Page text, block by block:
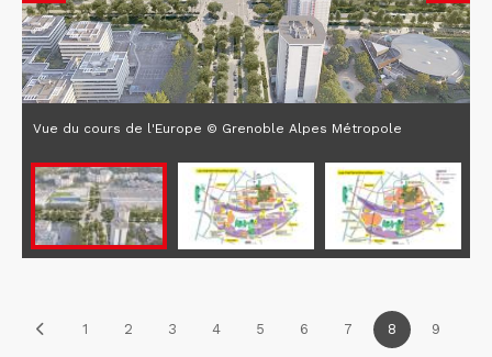
Vue du cours de l'Europe © Grenoble Alpes Métropole
1 2 3 4 5 6 7 8 9